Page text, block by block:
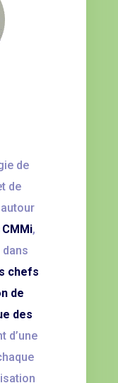
de
de
,
chefs
de
des
d’une